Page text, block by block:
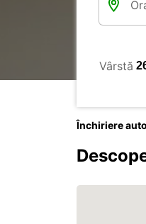
Vârstă
Închiriere auto